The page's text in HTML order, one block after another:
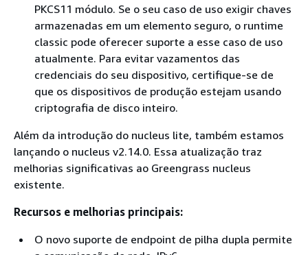
PKCS11 módulo. Se o seu caso de uso exigir chaves
armazenadas em um elemento seguro, o runtime
classic pode oferecer suporte a esse caso de uso
atualmente. Para evitar vazamentos das
credenciais do seu dispositivo, certifique-se de
que os dispositivos de produção estejam usando
criptografia de disco inteiro.
Além da introdução do nucleus lite, também estamos
lançando o nucleus v2.14.0. Essa atualização traz
melhorias significativas ao Greengrass nucleus
existente.
Recursos e melhorias principais:
O novo suporte de endpoint de pilha dupla permite